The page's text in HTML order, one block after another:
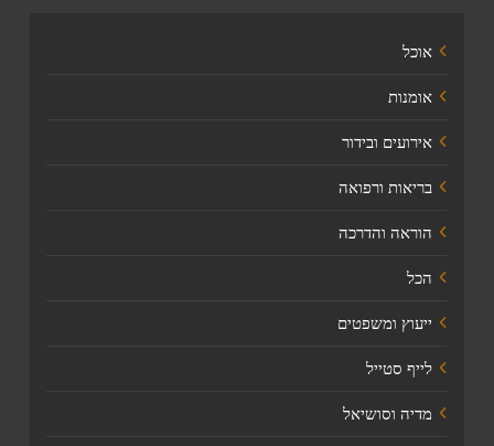
אוכל
אומנות
אירועים ובידור
בריאות ורפואה
הוראה והדרכה
הכל
ייעוץ ומשפטים
לייף סטייל
מדיה וסושיאל